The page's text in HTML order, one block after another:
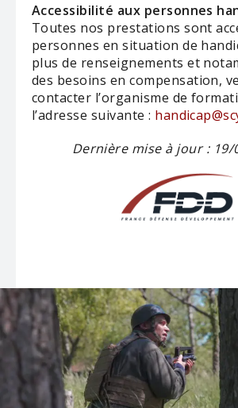
Accessibilité aux personnes
Toutes nos prestations sont
personnes en situation de
plus de renseignements et
des besoins en compensation,
contacter l’organisme de
l’adresse suivante :
Dernière mise à jour : 19/